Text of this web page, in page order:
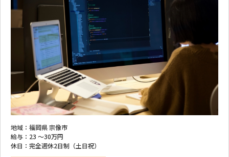
地域： 福岡県 宗像市
給与： 23 ～30万円
休日： 完全週休2日制（土日祝）